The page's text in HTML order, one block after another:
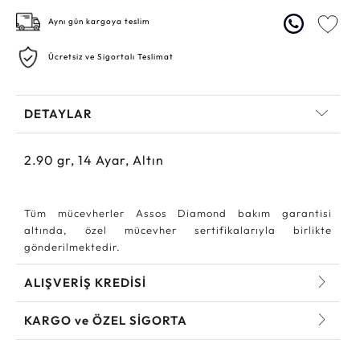
Aynı gün kargoya teslim
Ücretsiz ve Sigortalı Teslimat
DETAYLAR
2.90 gr, 14 Ayar, Altın
Tüm mücevherler Assos Diamond bakım garantisi
altında, özel mücevher sertifikalarıyla birlikte
gönderilmektedir.
ALIŞVERİŞ KREDİSİ
KARGO ve ÖZEL SİGORTA